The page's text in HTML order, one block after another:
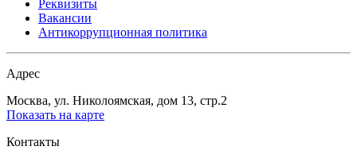
Реквизиты
Вакансии
Антикоррупционная политика
Адрес
Москва, ул. Николоямская, дом 13, стр.2
Показать на карте
Контакты